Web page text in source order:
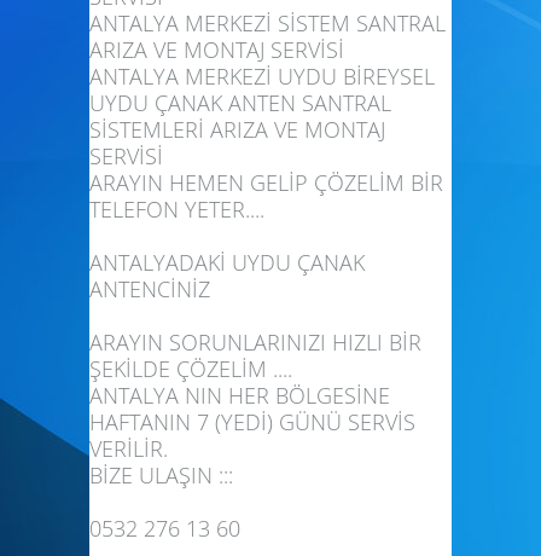
ANTALYA MERKEZİ SİSTEM SANTRAL
ARIZA VE MONTAJ SERVİSİ
ANTALYA MERKEZİ UYDU BİREYSEL
UYDU ÇANAK ANTEN SANTRAL
SİSTEMLERİ ARIZA VE MONTAJ
SERVİSİ
ARAYIN HEMEN GELİP ÇÖZELİM BİR
TELEFON YETER....
ANTALYADAKİ UYDU ÇANAK
ANTENCİNİZ
ARAYIN SORUNLARINIZI HIZLI BİR
ŞEKİLDE ÇÖZELİM ....
ANTALYA NIN HER BÖLGESİNE
HAFTANIN 7 (YEDİ) GÜNÜ SERVİS
VERİLİR.
BİZE ULAŞIN :::
0532 276 13 60